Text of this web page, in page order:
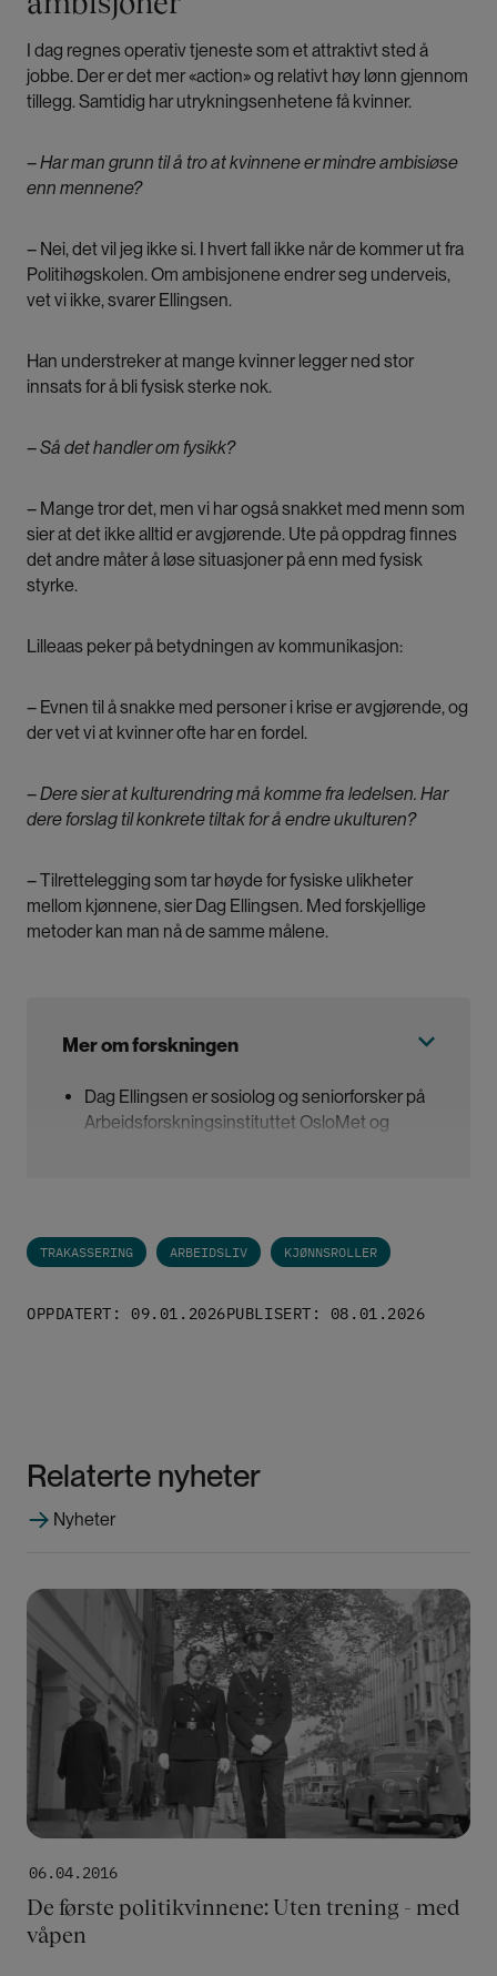
I dag regnes operativ tjeneste som et attraktivt sted å
jobbe. Der er det mer «action» og relativt høy lønn gjennom
tillegg. Samtidig har utrykningsenhetene få kvinner.
– Har man grunn til å tro at kvinnene er mindre ambisiøse
enn mennene?
– Nei, det vil jeg ikke si. I hvert fall ikke når de kommer ut fra
Politihøgskolen. Om ambisjonene endrer seg underveis,
vet vi ikke, svarer Ellingsen.
Han understreker at mange kvinner legger ned stor
innsats for å bli fysisk sterke nok.
– Så det handler om fysikk?
– Mange tror det, men vi har også snakket med menn som
sier at det ikke alltid er avgjørende. Ute på oppdrag finnes
det andre måter å løse situasjoner på enn med fysisk
styrke.
Lilleaas peker på betydningen av kommunikasjon:
– Evnen til å snakke med personer i krise er avgjørende, og
der vet vi at kvinner ofte har en fordel.
– Dere sier at kulturendring må komme fra ledelsen. Har
dere forslag til konkrete tiltak for å endre ukulturen?
– Tilrettelegging som tar høyde for fysiske ulikheter
mellom kjønnene, sier Dag Ellingsen. Med forskjellige
metoder kan man nå de samme målene.
Mer om forskningen
Dag Ellingsen er sosiolog og seniorforsker på
Arbeidsforskningsinstituttet OsloMet og
De har skrevet bokaArbeidskulturer og kjønn i
Damm høsten 2025
TRAKASSERING ARBEIDSLIV KJØNNSROLLER
OPPDATERT: 09.01.2026PUBLISERT: 08.01.2026
Relaterte nyheter
Nyheter
06.04.2016
De første politikvinnene: Uten trening - med
våpen
Bilde